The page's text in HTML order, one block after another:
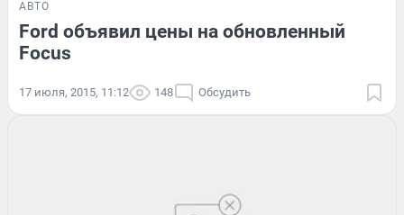
АВТО
Ford объявил цены на обновленный
Focus
17 июля, 2015, 11:12 148 Обсудить